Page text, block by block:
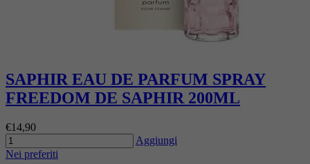
SAPHIR EAU DE PARFUM SPRAY
FREEDOM DE SAPHIR 200ML
€14,90
Aggiungi
Nei preferiti